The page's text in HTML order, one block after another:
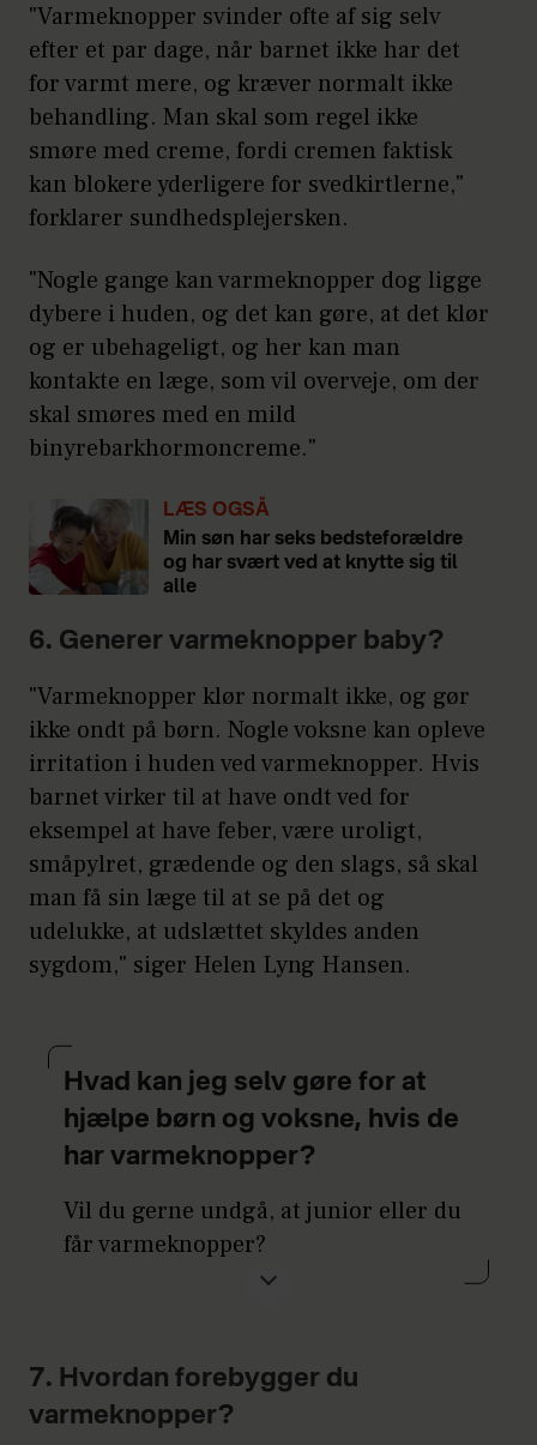
fysisk aktivitet.
Kilde: Sundhed.dk
"Varmeknopper svinder ofte af sig selv
efter et par dage, når barnet ikke har det
for varmt mere, og kræver normalt ikke
behandling. Man skal som regel ikke
smøre med creme, fordi cremen faktisk
kan blokere yderligere for svedkirtlerne,"
forklarer sundhedsplejersken.
"Nogle gange kan varmeknopper dog ligge
dybere i huden, og det kan gøre, at det klør
og er ubehageligt, og her kan man
kontakte en læge, som vil overveje, om der
skal smøres med en mild
binyrebarkhormoncreme."
LÆS OGSÅ
Min søn har seks bedsteforældre
og har svært ved at knytte sig til
alle
6. Generer varmeknopper baby?
"Varmeknopper klør normalt ikke, og gør
ikke ondt på børn. Nogle voksne kan opleve
irritation i huden ved varmeknopper. Hvis
barnet virker til at have ondt ved for
eksempel at have feber, være uroligt,
småpylret, grædende og den slags, så skal
man få sin læge til at se på det og
udelukke, at udslættet skyldes anden
sygdom," siger Helen Lyng Hansen.
Hvad kan jeg selv gøre for at
hjælpe børn og voksne, hvis de
har varmeknopper?
Vil du gerne undgå, at junior eller du
får varmeknopper?
udslæt:
Vælg bomulds-tøj eller tøj af
7. Hvordan forebygger du
varmeknopper?